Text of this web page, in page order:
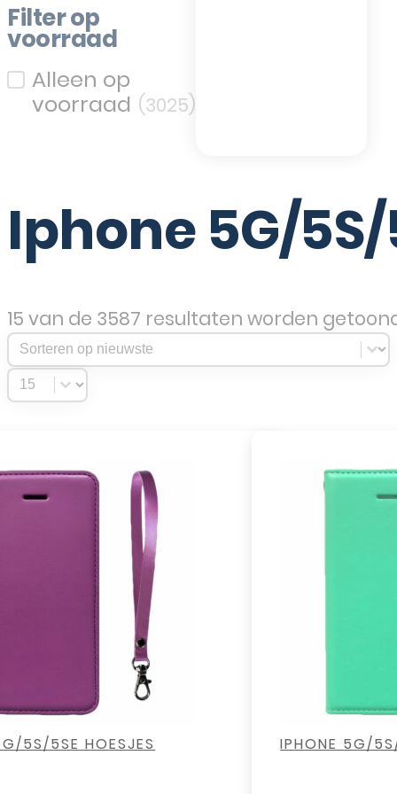
Filter op
voorraad
Filter op voorraad
(3025)
Iphone 5G/
15 van de 3587 resultaten worden
Sort Products
Sort content
Select number per page
5S/5SE HOESJES
IPHONE 5G/